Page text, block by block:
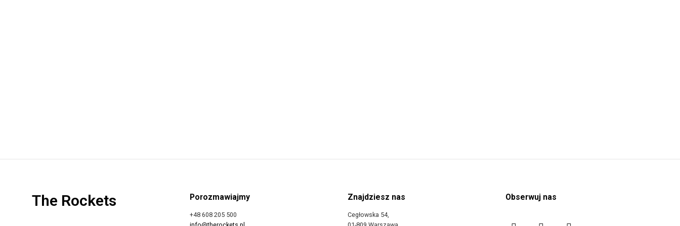
The Rockets Porozmawiajmy
+48 608 205 500
Znajdziesz nas
Cegłowska 54,
Obserwuj nas